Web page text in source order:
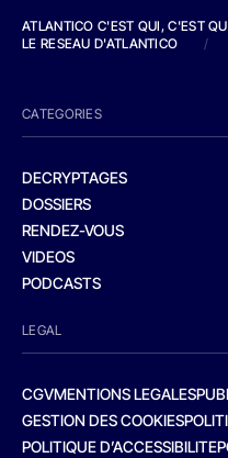
ATLANTICO C'EST QUI, C'EST
LE RESEAU D'ATLANTICO
/
CATEGORIES
DECRYPTAGES
DOSSIERS
RENDEZ-VOUS
VIDEOS
PODCASTS
LEGAL
CGVMENTIONS LEGALES
GESTION DES COOKIES
POLITIQUE D’ACCESSIBILITE